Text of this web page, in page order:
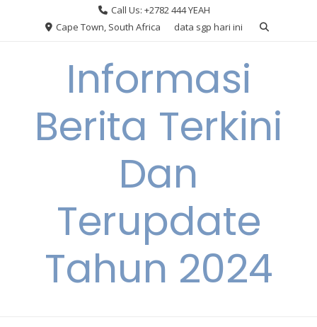
Call Us: +2782 444 YEAH
Cape Town, South Africa
data sgp hari ini
Informasi
Berita Terkini
Dan
Terupdate
Tahun 2024